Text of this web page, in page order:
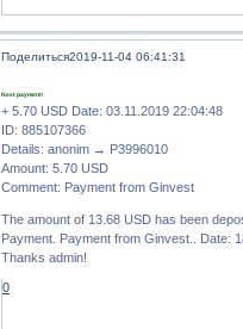
Поделиться2019-11-04 06:41:31
Next payment!
+ 5.70 USD Date: 03.11.2019 22:04:48
ID: 885107366
Details: anonim → P3996010
Amount: 5.70 USD
Comment: Payment from Ginvest
The amount of 13.68 USD has been
Payment. Payment from Ginvest.. Date:
Thanks admin!
0